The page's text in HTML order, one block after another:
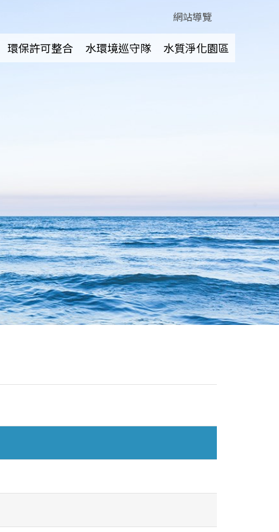
網站導覽
環保許可整合 水環境巡守隊 水質淨化園區